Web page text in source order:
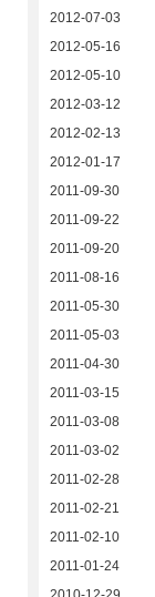
2012-07-03
2012-05-16
2012-05-10
2012-03-12
2012-02-13
2012-01-17
2011-09-30
2011-09-22
2011-09-20
2011-08-16
2011-05-30
2011-05-03
2011-04-30
2011-03-15
2011-03-08
2011-03-02
2011-02-28
2011-02-21
2011-02-10
2011-01-24